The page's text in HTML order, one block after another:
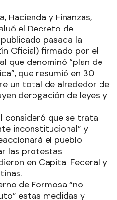
Hacienda y Finanzas,
el Decreto de
pasada la
Oficial) firmado por el
que denominó “plan de
que resumió en 30
un total de alrededor de
derogación de leyes y
consideró que se trata
inconstitucional” y
el pueblo
las protestas
en Capital Federal y
de Formosa “no
estas medidas y